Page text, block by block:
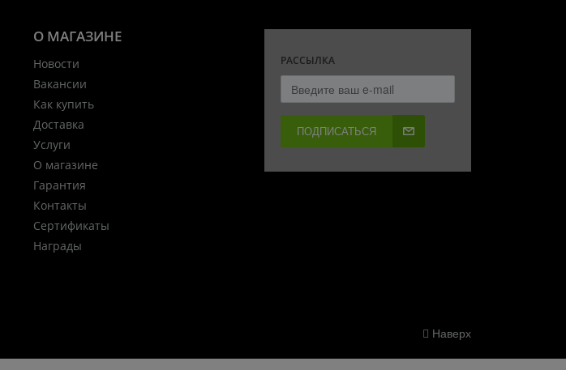
О МАГАЗИНЕ
Новости
Вакансии
Как купить
Доставка
Услуги
О магазине
Гарантия
Контакты
Сертификаты
Награды
РАССЫЛКА
ПОДПИСАТЬСЯ
Наверх